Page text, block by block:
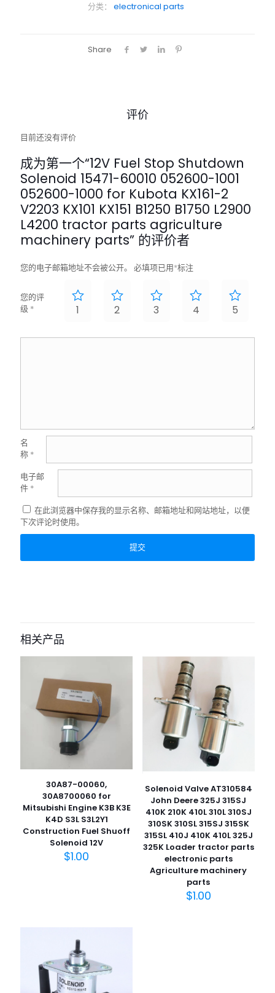
分类： electronical parts
Share
评价
目前还没有评价
成为第一个“12V Fuel Stop Shutdown
Solenoid 15471-60010 052600-1001
052600-1000 for Kubota KX161-2
V2203 KX101 KX151 B1250 B1750 L2900
L4200 tractor parts agriculture
machinery parts” 的评价者
您的电子邮箱地址不会被公开。 必填项已用*标注
您的评
级 * 1 2 3 4 5
名
称 *
电子邮
件 *
在此浏览器中保存我的显示名称、邮箱地址和网站地址，以便
下次评论时使用。
相关产品
30A87-00060,
30A8700060 for
Mitsubishi Engine K3B K3E
K4D S3L S3L2Y1
Construction Fuel Shuoff
Solenoid 12V
$1.00
Solenoid Valve AT310584
John Deere 325J 315SJ
410K 210K 410L 310L 310SJ
310SK 310SL 315SJ 315SK
315SL 410J 410K 410L 325J
325K Loader tractor parts
electronic parts
Agriculture machinery
parts
$1.00